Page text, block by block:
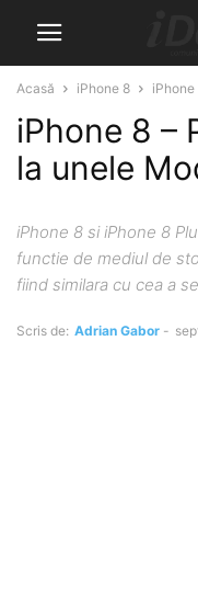
Acasă iPhone 8
iPhone 8 –
la unele
iPhone 8 si iPhone 8
functie de mediul de
fiind similara cu cea a
Scris de: Adrian Gabor -